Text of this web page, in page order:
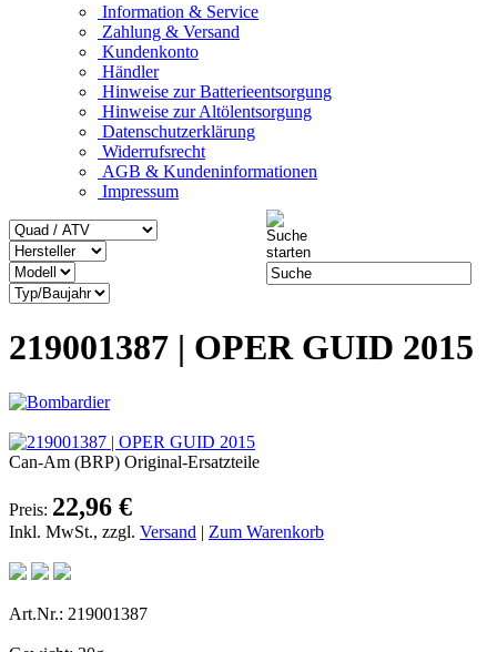
Information & Service
Zahlung & Versand
Kundenkonto
Händler
Hinweise zur Batterieentsorgung
Hinweise zur Altölentsorgung
Datenschutzerklärung
Widerrufsrecht
AGB & Kundeninformationen
Impressum
219001387 | OPER GUID 2015
Can-Am (BRP) Original-Ersatzteile
Preis: 22,96 €
Inkl. MwSt., zzgl. Versand | Zum Warenkorb
Art.Nr.: 219001387